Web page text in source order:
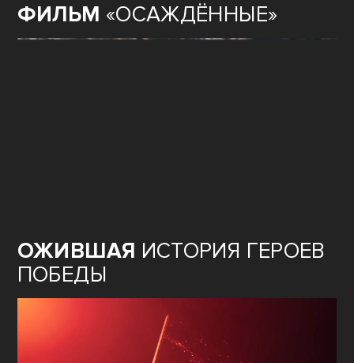
ФИЛЬМ «ОСАЖДЁННЫЕ»
ОЖИВШАЯ ИСТОРИЯ ГЕРОЕВ
ПОБЕДЫ